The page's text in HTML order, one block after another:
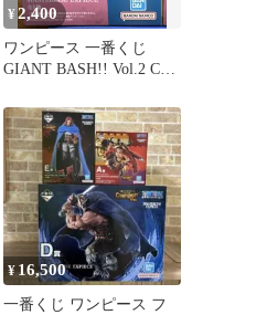
¥2,400
ワンピース 一番くじ
GIANT BASH!! Vol.2 C賞
¥16,500
一番くじ ワンピース フ